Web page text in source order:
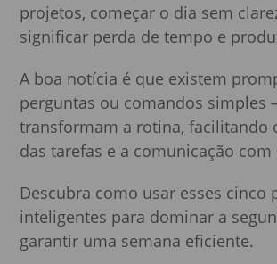
projetos, começar o dia sem
significar perda de tempo e
A boa notícia é que existem
perguntas ou comandos simples
transformam a rotina, facilitando
das tarefas e a comunicação
Descubra como usar esses cinco
inteligentes para dominar a
garantir uma semana eficiente.